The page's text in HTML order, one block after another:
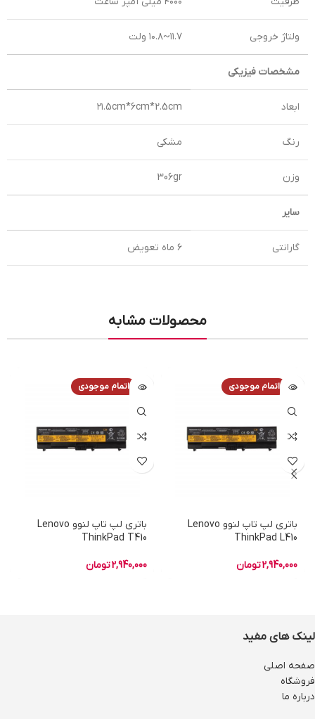
ولتاژ خروجی ۱۱.۷~۱۰.۸ ولت
مشخصات فیزیکی
ابعاد ۲۱.5cm*6cm*2.5cm
رنگ مشکی
وزن 306gr
سایر
گارانتی ۶ ماه تعویض
محصولات مشابه
اتمام موجودی
باتری لپ تاپ لنوو Lenovo
ThinkPad L410
2,940,000تومان
اتمام موجودی
باتری لپ تاپ لنوو Lenovo
ThinkPad T410
2,940,000تومان
لینک های مفید
صفحه اصلی
فروشگاه
درباره ما